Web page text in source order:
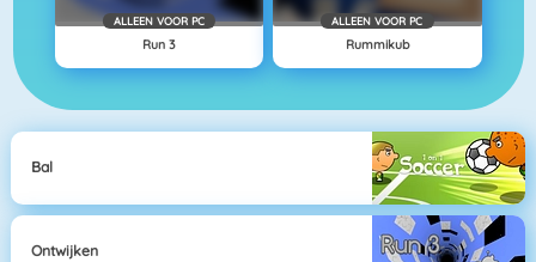
ALLEEN VOOR PC
Run 3
ALLEEN VOOR PC
Rummikub
Bal
Ontwijken